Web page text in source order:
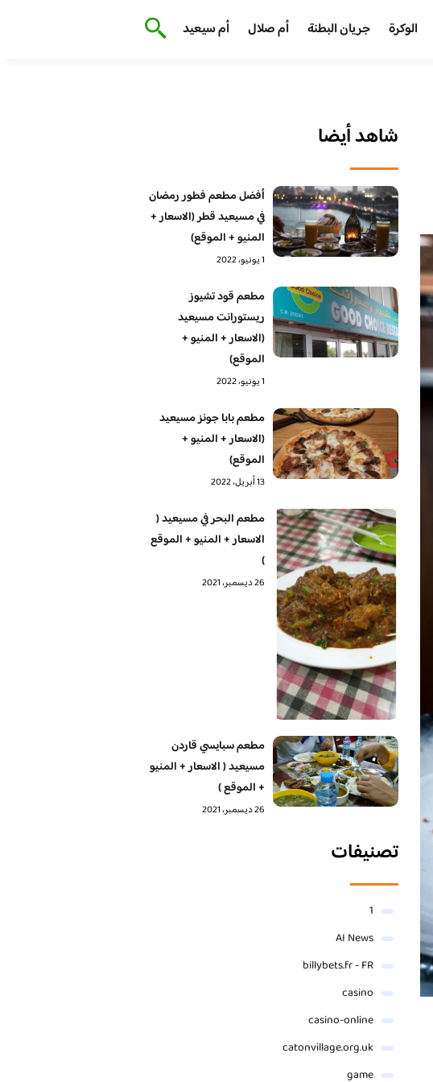
الوكرة جريان البطنة أم صلال أم سيعيد
شاهد أيضا
أفضل مطعم فطور رمضان
في مسيعيد قطر (الاسعار +
المنيو + الموقع)
1 يونيو، 2022
مطعم قود تشيوز
ريستورانت مسيعيد
(الاسعار + المنيو +
الموقع)
1 يونيو، 2022
مطعم بابا جونز مسيعيد
(الاسعار + المنيو +
الموقع)
13 أبريل، 2022
مطعم البحر في مسيعيد (
الاسعار + المنيو + الموقع
)
26 ديسمبر، 2021
مطعم سبايسي قاردن
مسيعيد ( الاسعار + المنيو
+ الموقع )
26 ديسمبر، 2021
تصنيفات
1
AI News
billybets.fr - FR
casino
casino-online
catonvillage.org.uk
game